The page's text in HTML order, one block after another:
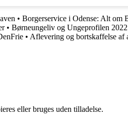
• Borgerservice i Odense: Alt om
• Børneungeliv og Ungeprofilen
• Aflevering og bortskaffelse af
eller bruges uden tilladelse.